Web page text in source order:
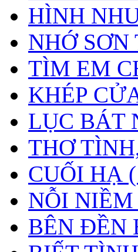
HÌNH
NHỚ SƠN
TÌM EM
KHÉP
LỤC BÁT
THƠ
CUỐI HẠ
NỖI
BÊN ĐỀN